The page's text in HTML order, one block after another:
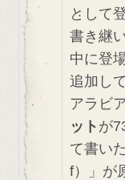
として
書き継
中に登
追加し
アラビ
ット が
て書い
f）」が